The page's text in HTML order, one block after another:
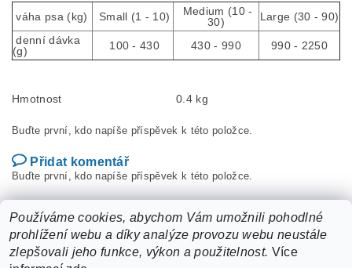
váha psa (kg) Small (1 - 10)
Medium (10 -
30)
Large (30 - 90)
denní dávka
(g)
100 - 430 430 - 990 990 - 2250
Hmotnost 0.4 kg
Buďte první, kdo napíše příspěvek k této položce.
Přidat komentář
Buďte první, kdo napíše příspěvek k této položce.
Používáme cookies, abychom Vám umožnili pohodlné
prohlížení webu a díky analýze provozu webu neustále
zlepšovali jeho funkce, výkon a použitelnost. Více